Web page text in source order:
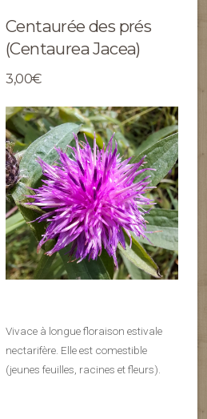
Centaurée des prés
(Centaurea Jacea)
3,00€
Vivace à longue floraison estivale
nectarifère. Elle est comestible
(jeunes feuilles, racines et fleurs).